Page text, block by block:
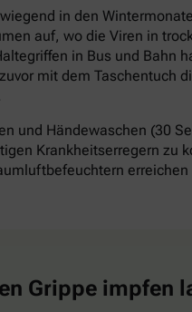
in den
auf, wo die Viren in
in Bus und Bahn
mit dem Taschentuch
und Händewaschen (30
Krankheitserregern zu
erreichen
Grippe impfen